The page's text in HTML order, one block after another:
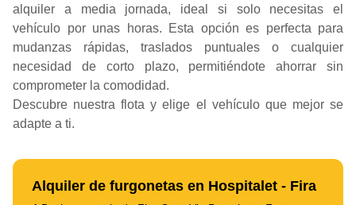
alquiler a media jornada, ideal si solo necesitas el
vehículo por unas horas. Esta opción es perfecta para
mudanzas rápidas, traslados puntuales o cualquier
necesidad de corto plazo, permitiéndote ahorrar sin
comprometer la comodidad.
Descubre nuestra flota y elige el vehículo que mejor se
adapte a ti.
Alquiler de furgonetas en Hospitalet - Fira